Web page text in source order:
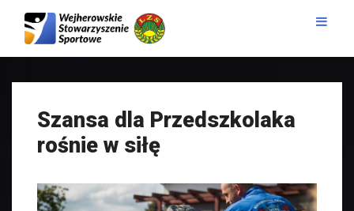
Szansa dla Przedszkolaka
rośnie w siłę